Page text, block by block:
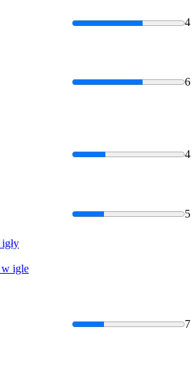
4
6
4
5
igły
w igle
7